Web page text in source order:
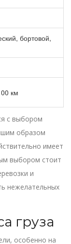
бортовой,
км
с выбором
образом
имеет
выбором стоит
и
нежелательных
груза
особенно на